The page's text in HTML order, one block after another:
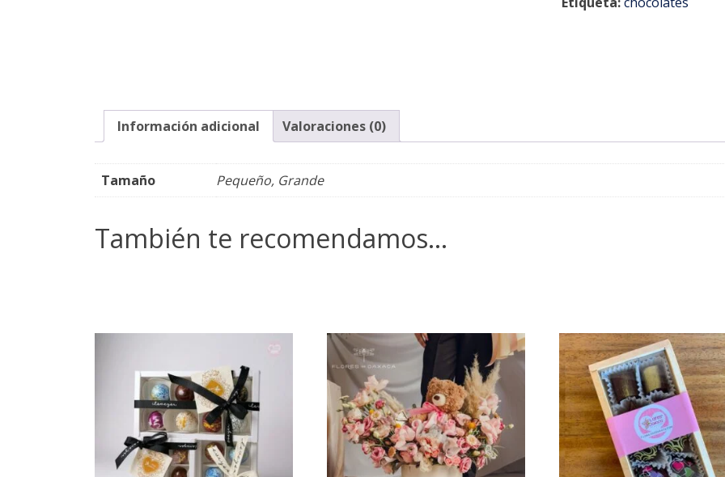
Información adicional Valoraciones (0)
Tamaño Pequeño, Grande
También te recomendamos…